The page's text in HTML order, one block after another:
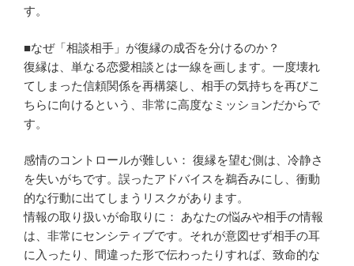
す。
■なぜ「相談相手」が復縁の成否を分けるのか？
復縁は、単なる恋愛相談とは一線を画します。一度壊れ
てしまった信頼関係を再構築し、相手の気持ちを再びこ
ちらに向けるという、非常に高度なミッションだからで
す。
感情のコントロールが難しい： 復縁を望む側は、冷静さ
を失いがちです。誤ったアドバイスを鵜呑みにし、衝動
的な行動に出てしまうリスクがあります。
情報の取り扱いが命取りに： あなたの悩みや相手の情報
は、非常にセンシティブです。それが意図せず相手の耳
に入ったり、間違った形で伝わったりすれば、致命的な